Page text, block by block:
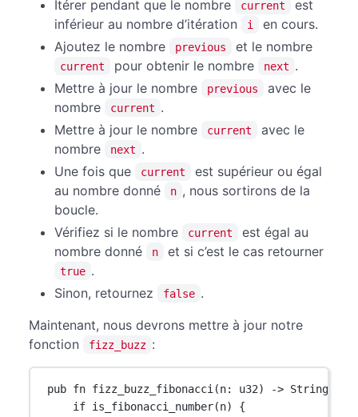
Itérer pendant que le nombre
current
est
inférieur au nombre d’itération
i
en cours.
Ajoutez le nombre
previous et le nombre
current pour obtenir le nombre next .
Mettre à jour le nombre
previous
avec le
nombre
current .
Mettre à jour le nombre
current
avec le
nombre
next .
Une fois que
current
est supérieur ou égal
au nombre donné
n , nous sortirons de la
boucle.
Vérifiez si le nombre
current
est égal au
nombre donné
n et si c’est le cas retourner
true .
Sinon, retournez
false .
Maintenant, nous devrons mettre à jour notre
fonction
fizz_buzz :
pub fn fizz_buzz_fibonacci(n: u32) -> String
if is_fibonacci_number(n) {